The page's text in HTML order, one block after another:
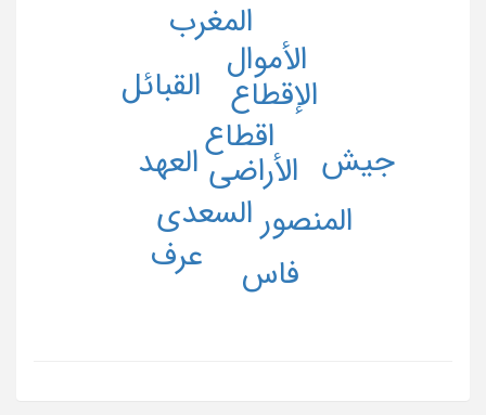
اقطاع
الأراضی
الإقطاع
الأموال
السعدی
العهد
القبائل
المغرب
المنصور
جیش
عرف
فاس